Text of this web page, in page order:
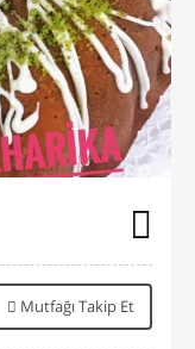
Mutfağı Takip Et